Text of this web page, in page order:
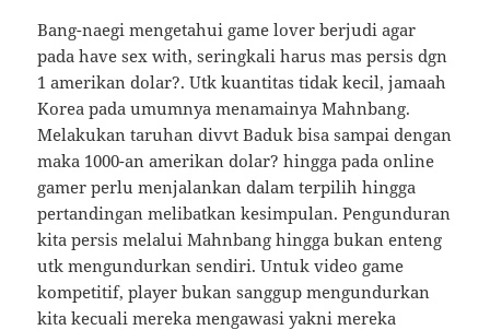
Bang-naegi mengetahui game lover berjudi agar
pada have sex with, seringkali harus mas persis dgn
1 amerikan dolar?. Utk kuantitas tidak kecil, jamaah
Korea pada umumnya menamainya Mahnbang.
Melakukan taruhan divvt Baduk bisa sampai dengan
maka 1000-an amerikan dolar? hingga pada online
gamer perlu menjalankan dalam terpilih hingga
pertandingan melibatkan kesimpulan. Pengunduran
kita persis melalui Mahnbang hingga bukan enteng
utk mengundurkan sendiri. Untuk video game
kompetitif, player bukan sanggup mengundurkan
kita kecuali mereka mengawasi yakni mereka